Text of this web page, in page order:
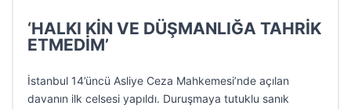
‘HALKI KİN VE DÜŞMANLIĞA TAHRİK
ETMEDİM’
İstanbul 14’üncü Asliye Ceza Mahkemesi’nde açılan
davanın ilk celsesi yapıldı. Duruşmaya tutuklu sanık